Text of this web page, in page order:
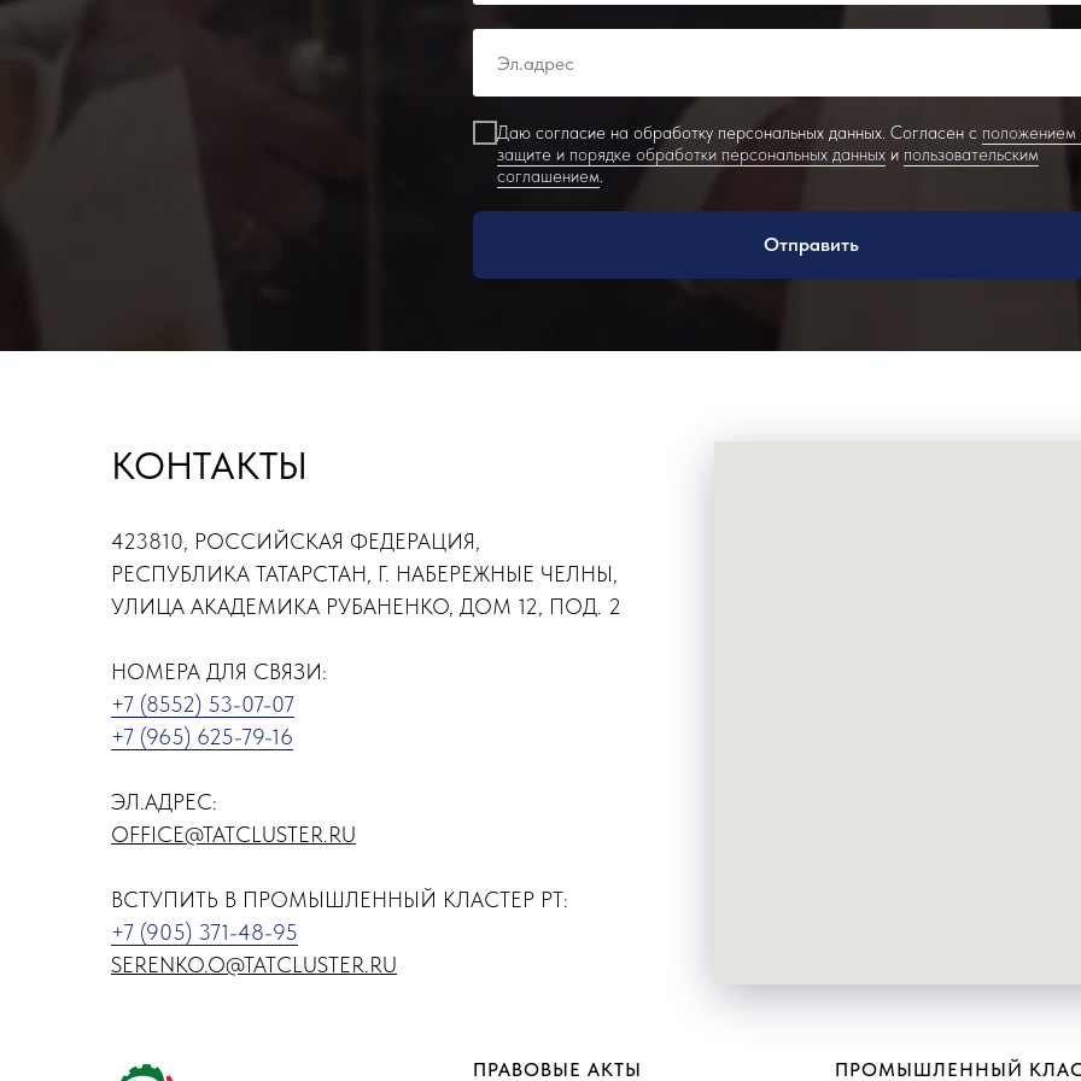
Даю согласие на обработку персональных данных. Согласен с положением
защите и порядке обработки персональных данных и пользовательским
соглашением.
Отправить
КОНТАКТЫ
423810, РОССИЙСКАЯ ФЕДЕРАЦИЯ,
РЕСПУБЛИКА ТАТАРСТАН, Г. НАБЕРЕЖНЫЕ ЧЕЛНЫ,
УЛИЦА АКАДЕМИКА РУБАНЕНКО, ДОМ 12, ПОД. 2
НОМЕРА ДЛЯ СВЯЗИ:
+7 (8552) 53-07-07
+7 (965) 625-79-16
ЭЛ.АДРЕС:
OFFICE@TATCLUSTER.RU
ВСТУПИТЬ В ПРОМЫШЛЕННЫЙ КЛАСТЕР РТ:
+7 (905) 371-48-95
SERENKO.O@TATCLUSTER.RU
ПРАВОВЫЕ АКТЫ ПРОМЫШЛЕННЫЙ